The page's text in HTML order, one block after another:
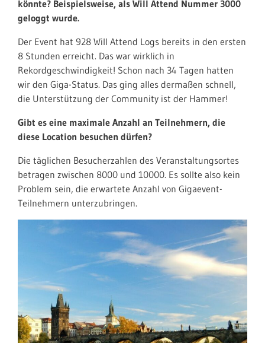
könnte? Beispielsweise, als Will Attend Nummer 3000
geloggt wurde.
Der Event hat 928 Will Attend Logs bereits in den ersten
8 Stunden erreicht. Das war wirklich in
Rekordgeschwindigkeit! Schon nach 34 Tagen hatten
wir den Giga-Status. Das ging alles dermaßen schnell,
die Unterstützung der Community ist der Hammer!
Gibt es eine maximale Anzahl an Teilnehmern, die
diese Location besuchen dürfen?
Die täglichen Besucherzahlen des Veranstaltungsortes
betragen zwischen 8000 und 10000. Es sollte also kein
Problem sein, die erwartete Anzahl von Gigaevent-
Teilnehmern unterzubringen.